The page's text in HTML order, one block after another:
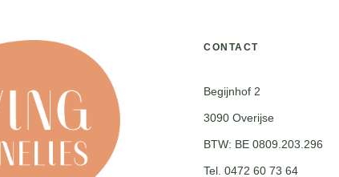
CONTACT
Begijnhof 2
3090 Overijse
BTW: BE 0809.203.296
Tel. 0472 60 73 64